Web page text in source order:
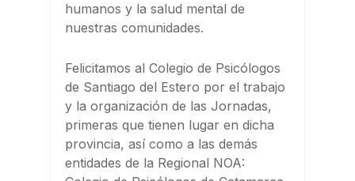
humanos y la salud mental de
nuestras comunidades.
Felicitamos al Colegio de Psicólogos
de Santiago del Estero por el trabajo
y la organización de las Jornadas,
primeras que tienen lugar en dicha
provincia, así como a las demás
entidades de la Regional NOA: